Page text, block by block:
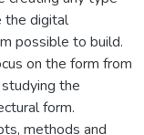
the digital
possible to build.
on the form from
the
form.
methods and